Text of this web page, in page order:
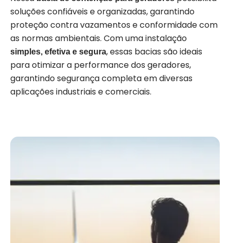
soluções confiáveis e organizadas, garantindo
proteção contra vazamentos e conformidade com
as normas ambientais. Com uma instalação
simples, efetiva e segura, essas bacias são ideais
para otimizar a performance dos geradores,
garantindo segurança completa em diversas
aplicações industriais e comerciais.